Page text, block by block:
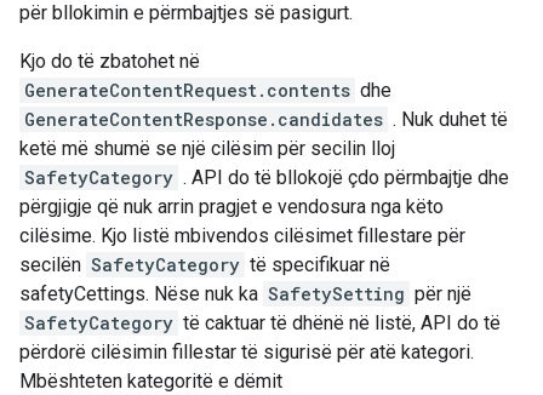
për bllokimin e përmbajtjes së pasigurt.
Kjo do të zbatohet në
GenerateContentRequest.contents dhe
GenerateContentResponse.candidates . Nuk duhet të
ketë më shumë se një cilësim për secilin lloj
SafetyCategory . API do të bllokojë çdo përmbajtje dhe
përgjigje që nuk arrin pragjet e vendosura nga këto
cilësime. Kjo listë mbivendos cilësimet fillestare për
secilën SafetyCategory të specifikuar në
safetyCettings. Nëse nuk ka SafetySetting për një
SafetyCategory të caktuar të dhënë në listë, API do të
përdorë cilësimin fillestar të sigurisë për atë kategori.
Mbështeten kategoritë e dëmit